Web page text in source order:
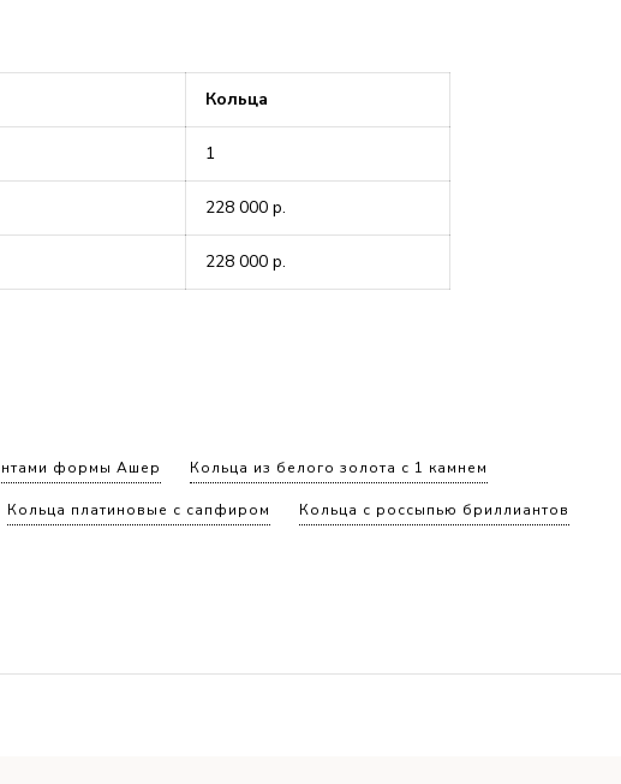
Кольца
1
228 000 р.
228 000 р.
формы Ашер Кольца из белого золота с 1 камнем
Кольца платиновые с сапфиром Кольца с россыпью бриллиантов